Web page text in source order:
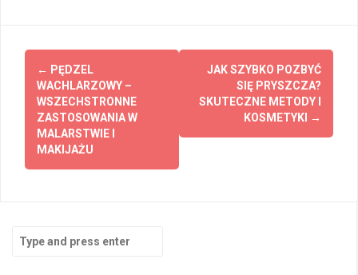
Post
navigation
← PĘDZEL
WACHLARZOWY –
WSZECHSTRONNE
ZASTOSOWANIA W
MALARSTWIE I
MAKIJAŻU
JAK SZYBKO POZBYĆ
SIĘ PRYSZCZA?
SKUTECZNE METODY I
KOSMETYKI →
for: